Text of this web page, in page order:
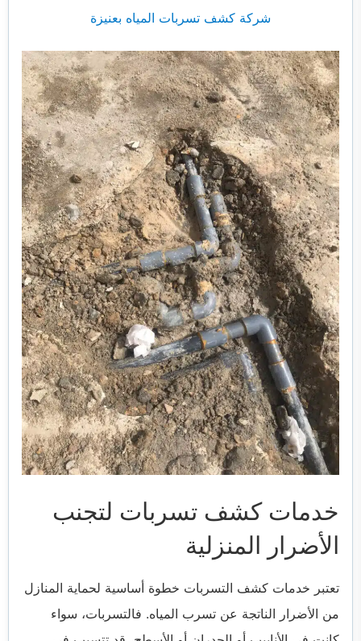
شركة كشف تسربات المياه بعنيزة
خدمات كشف تسربات لتجنب
الأضرار المنزلية
تعتبر خدمات كشف التسربات خطوة أساسية لحماية المنازل
من الأضرار الناتجة عن تسرب المياه. فالتسربات، سواء